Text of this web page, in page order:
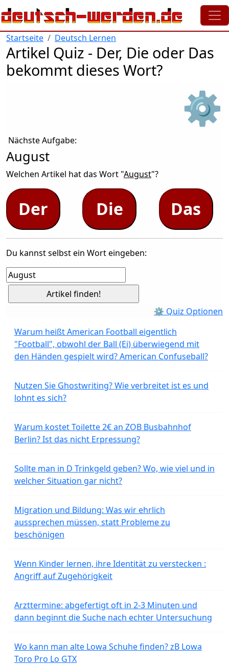
Direkt zum Inhalt
Startseite Deutsch Lernen
Artikel Quiz - Der, Die oder Das
bekommt dieses Wort?
⚙
Nächste Aufgabe:
August
Welchen Artikel hat das Wort "August"?
Der Die Das
Du kannst selbst ein Wort eingeben:
⚙ Quiz Optionen
Warum heißt American Football eigentlich
"Football", obwohl der Ball (Ei) überwiegend mit
den Händen gespielt wird? American Confuseball?
Nutzen Sie Ghostwriting? Wie verbreitet ist es und
lohnt es sich?
Warum kostet Toilette 2€ an ZOB Busbahnhof
Berlin? Ist das nicht Erpressung?
Sollte man in D Trinkgeld geben? Wo, wie viel und in
welcher Situation gar nicht?
Migration und Bildung: Was wir ehrlich
aussprechen müssen, statt Probleme zu
beschönigen
Wenn Kinder lernen, ihre Identität zu verstecken :
Angriff auf Zugehörigkeit
Arzttermine: abgefertigt oft in 2-3 Minuten und
dann beginnt die Suche nach echter Untersuchung
Wo kann man alte Lowa Schuhe finden? zB Lowa
Toro Pro Lo GTX